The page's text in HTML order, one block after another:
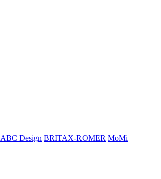
ABC Design BRITAX-ROMER MoMi